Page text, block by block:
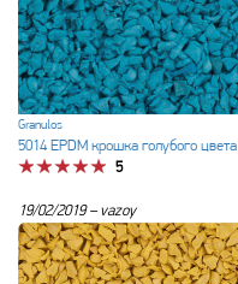
Granulos
5014 EPDM крошка голубого цвета
5
19/02/2019 – vazoy